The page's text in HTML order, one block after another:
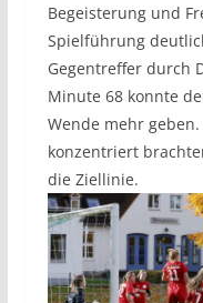
Begeisterung und
Spielführung
Gegentreffer durch
Minute 68 konnte
Wende mehr
konzentriert
die Ziellinie.